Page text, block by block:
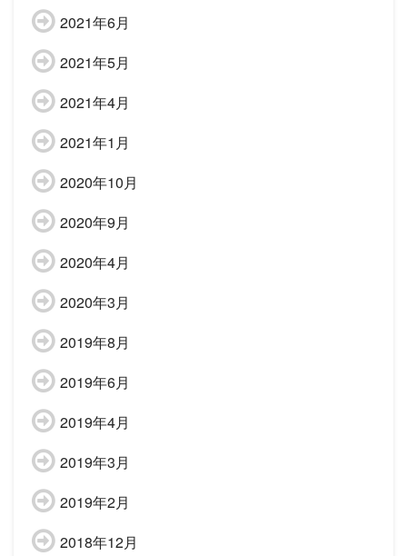
2021年6月
2021年5月
2021年4月
2021年1月
2020年10月
2020年9月
2020年4月
2020年3月
2019年8月
2019年6月
2019年4月
2019年3月
2019年2月
2018年12月